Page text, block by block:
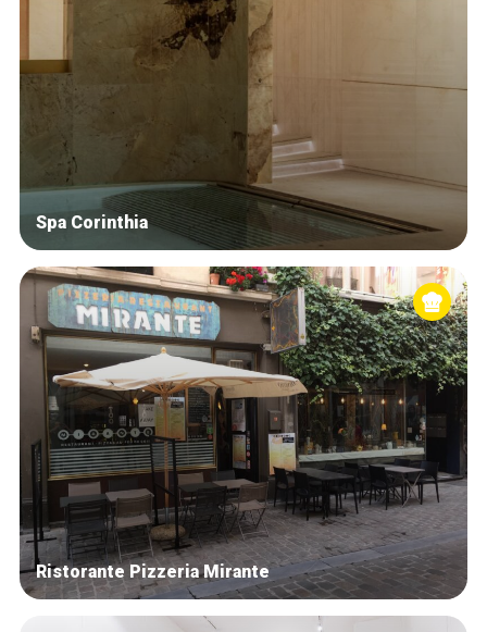
Spa Corinthia
Ristorante Pizzeria Mirante